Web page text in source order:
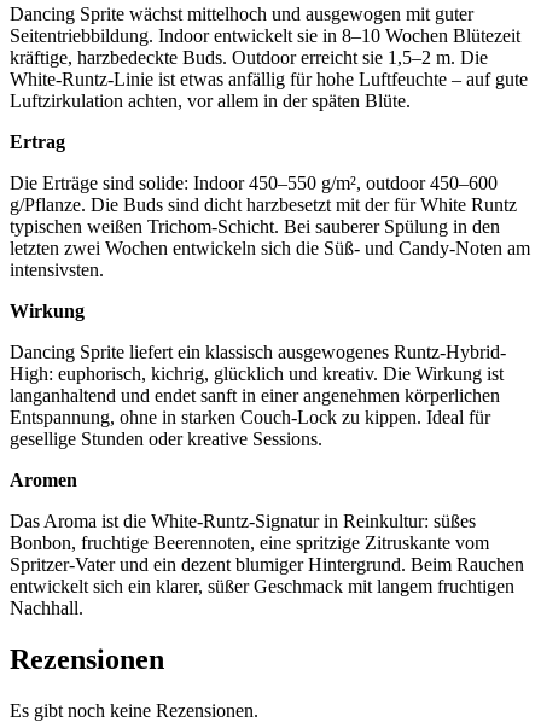
Dancing Sprite wächst mittelhoch und ausgewogen mit guter
Seitentrieb­bildung. Indoor entwickelt sie in 8–10 Wochen Blütezeit
kräftige, harzbedeckte Buds. Outdoor erreicht sie 1,5–2 m. Die
White-Runtz-Linie ist etwas anfällig für hohe Luftfeuchte – auf gute
Luftzirkulation achten, vor allem in der späten Blüte.
Ertrag
Die Erträge sind solide: Indoor 450–550 g/m², outdoor 450–600
g/Pflanze. Die Buds sind dicht harzbesetzt mit der für White Runtz
typischen weißen Trichom-Schicht. Bei sauberer Spülung in den
letzten zwei Wochen entwickeln sich die Süß- und Candy-Noten am
intensivsten.
Wirkung
Dancing Sprite liefert ein klassisch ausgewogenes Runtz-Hybrid-
High: euphorisch, kichrig, glücklich und kreativ. Die Wirkung ist
langanhaltend und endet sanft in einer angenehmen körperlichen
Entspannung, ohne in starken Couch-Lock zu kippen. Ideal für
gesellige Stunden oder kreative Sessions.
Aromen
Das Aroma ist die White-Runtz-Signatur in Reinkultur: süßes
Bonbon, fruchtige Beerennoten, eine spritzige Zitruskante vom
Spritzer-Vater und ein dezent blumiger Hintergrund. Beim Rauchen
entwickelt sich ein klarer, süßer Geschmack mit langem fruchtigen
Nachhall.
Rezensionen
Es gibt noch keine Rezensionen.